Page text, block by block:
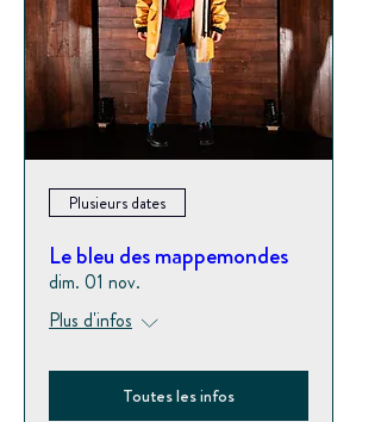
Plusieurs dates
Le bleu des mappemondes
dim. 01 nov.
Plus d'infos
Toutes les infos